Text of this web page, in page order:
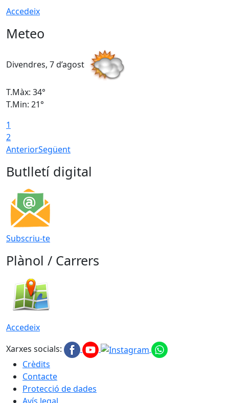
Accedeix
Meteo
Divendres, 7 d’agost
T.Màx: 34°
T.Min: 21°
1
2
AnteriorSegüent
Butlletí digital
Subscriu-te
Plànol / Carrers
Accedeix
Xarxes socials:
Crèdits
Contacte
Protecció de dades